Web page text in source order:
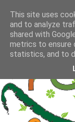
This site uses
and to analyze
shared with
metrics to ensure
statistics, and to